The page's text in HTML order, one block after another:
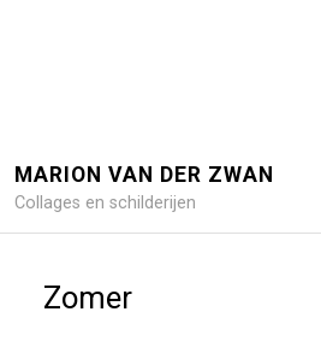
MARION VAN DER ZWAN
Collages en schilderijen
Zomer